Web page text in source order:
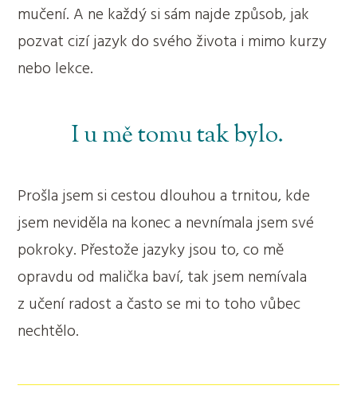
mučení. A ne každý si sám najde způsob, jak
pozvat cizí jazyk do svého života i mimo kurzy
nebo lekce.
I u mě tomu tak bylo.
Prošla jsem si cestou dlouhou a trnitou, kde
jsem neviděla na konec a nevnímala jsem své
pokroky. Přestože jazyky jsou to, co mě
opravdu od malička baví, tak jsem nemívala
z učení radost a často se mi to toho vůbec
nechtělo.